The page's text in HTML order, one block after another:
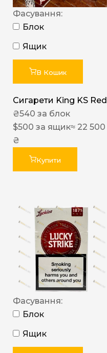
Фасування:
Блок
Ящик
В Кошик
Сигарети King KS Red
₴540 за блок
$500 за ящик≈ 22 500
₴
Купити
Фасування:
Блок
Ящик